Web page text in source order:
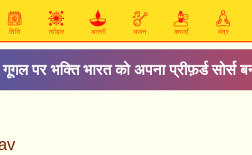
तिथि त्योहार आरती भजन कथाएँ मंत्र
गूगल पर भक्ति भारत को अपना प्रीफ़र्ड सोर्स